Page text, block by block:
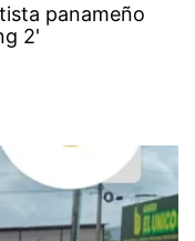
panameño
2'